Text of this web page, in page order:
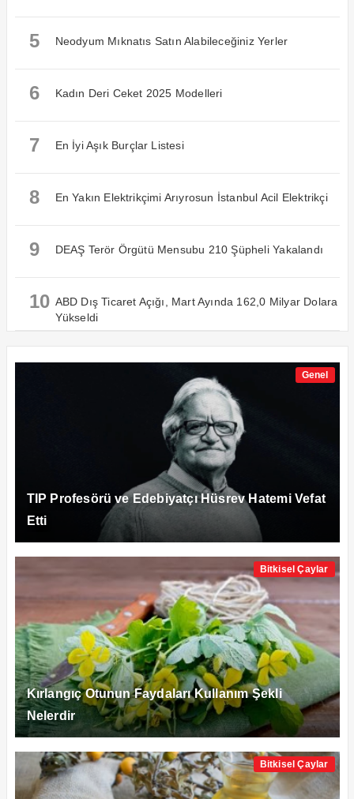
5 Neodyum Mıknatıs Satın Alabileceğiniz Yerler
6 Kadın Deri Ceket 2025 Modelleri
7 En İyi Aşık Burçlar Listesi
8 En Yakın Elektrikçimi Arıyrosun İstanbul Acil Elektrikçi
9 DEAŞ Terör Örgütü Mensubu 210 Şüpheli Yakalandı
10 ABD Dış Ticaret Açığı, Mart Ayında 162,0 Milyar Dolara
Yükseldi
Genel
TIP Profesörü ve Edebiyatçı Hüsrev Hatemi Vefat
Etti
Bitkisel Çaylar
Kırlangıç Otunun Faydaları Kullanım Şekli
Nelerdir
Bitkisel Çaylar